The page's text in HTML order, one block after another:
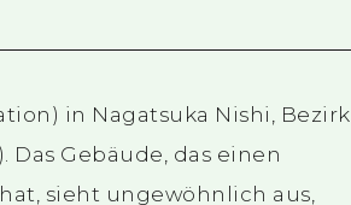
in Nagatsuka Nishi, Bezirk
Das Gebäude, das einen
sieht ungewöhnlich aus,